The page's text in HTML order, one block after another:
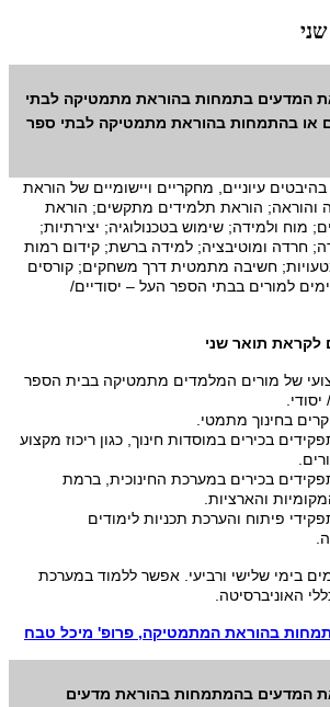
המדעים בתמחות בהוראת מתמטיקה לבתי
או בהתמחות בהוראת מתמטיקה לבתי ספר
עיוניים, מחקריים ויישומיים של הוראת
והוראה; הוראת תלמידים מתקשים; הוראת
מוח ולמידה; שימוש בטכנולוגיה; יצירתיות;
חרדה ומוטיבציה; למידה ברשת; קידום רמות
חשיבה מתמטית דרך משחקים; קורסים
למורים בבתי הספר העל – יסודיים/
לקראת תואר שני
של מורים המלמדים מתמטיקה בבית הספר
בחינוך מתמטי.
בכירים במוסדות חינוך, כגון ריכוז מקצוע
בכירים במערכת החינוכית, ברמת
והארציות.
פיתוח והערכת תכניות לימודים
בימי שלישי ורביעי. אפשר ללמוד במערכת
האוניברסיטה.
בהוראת המתמטיקה, פרופ' מיכל טבח
המדעים בהמתמחות בהוראת מדעים